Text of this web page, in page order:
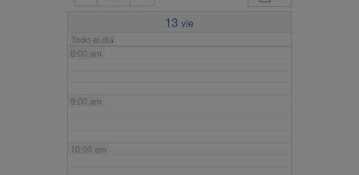
13 vie
Todo el día
7:00 am
8:00 am
9:00 am
10:00 am